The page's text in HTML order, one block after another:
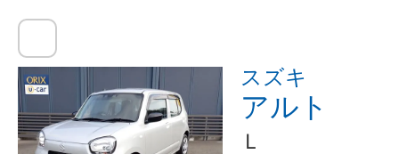
スズキ
アルト
Ｌ